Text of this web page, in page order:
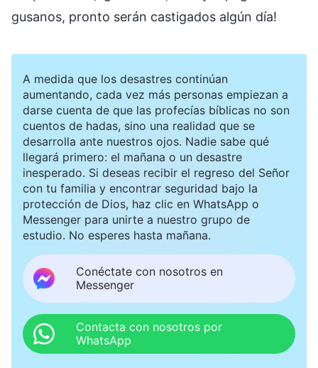
gusanos, pronto serán castigados algún día!
A medida que los desastres continúan
aumentando, cada vez más personas empiezan a
darse cuenta de que las profecías bíblicas no son
cuentos de hadas, sino una realidad que se
desarrolla ante nuestros ojos. Nadie sabe qué
llegará primero: el mañana o un desastre
inesperado. Si deseas recibir el regreso del Señor
con tu familia y encontrar seguridad bajo la
protección de Dios, haz clic en WhatsApp o
Messenger para unirte a nuestro grupo de
estudio. No esperes hasta mañana.
Conéctate con nosotros en
Messenger
Contacta con nosotros por
WhatsApp